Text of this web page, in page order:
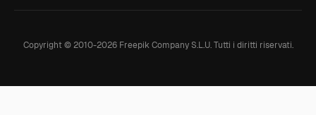
Copyright © 2010-2026Freepik Company S.L.U. Tutti i diritti riservati.